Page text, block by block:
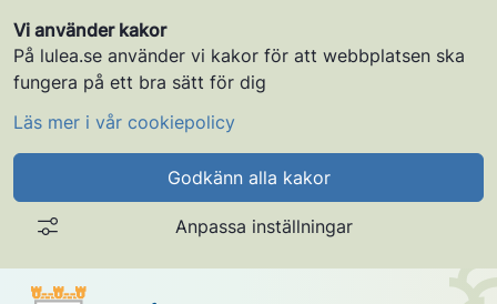
Vi använder kakor
På lulea.se använder vi kakor för att webbplatsen ska
fungera på ett bra sätt för dig
Läs mer i vår cookiepolicy
Godkänn alla kakor
Anpassa inställningar